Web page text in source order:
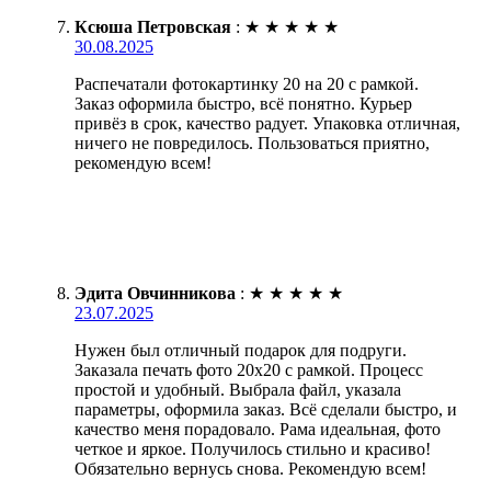
Ксюша Петровская : ★ ★ ★ ★ ★
30.08.2025
Распечатали фотокартинку 20 на 20 с рамкой.
Заказ оформила быстро, всё понятно. Курьер
привёз в срок, качество радует. Упаковка отличная,
ничего не повредилось. Пользоваться приятно,
рекомендую всем!
Эдита Овчинникова : ★ ★ ★ ★ ★
23.07.2025
Нужен был отличный подарок для подруги.
Заказала печать фото 20х20 с рамкой. Процесс
простой и удобный. Выбрала файл, указала
параметры, оформила заказ. Всё сделали быстро, и
качество меня порадовало. Рама идеальная, фото
четкое и яркое. Получилось стильно и красиво!
Обязательно вернусь снова. Рекомендую всем!